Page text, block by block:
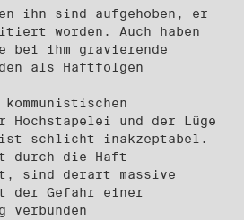
ihn sind aufgehoben, er
worden. Auch haben
bei ihm gravierende
als Haftfolgen
Hochstapelei und der Lüge
schlicht inakzeptabel.
durch die Haft
sind derart massive
der Gefahr einer
verbunden